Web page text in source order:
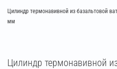
Цилиндр термонавивной из базальтовой
мм
Цилиндр термонавивной